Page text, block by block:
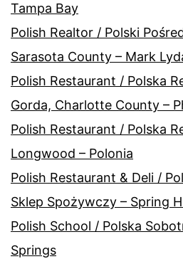
Tampa Bay
Polish Realtor / Polski
Sarasota County – Mark
Polish Restaurant / Polska
Gorda, Charlotte County –
Polish Restaurant / Polska
Longwood – Polonia
Polish Restaurant & Deli /
Sklep Spożywczy – Spring
Polish School / Polska
Springs